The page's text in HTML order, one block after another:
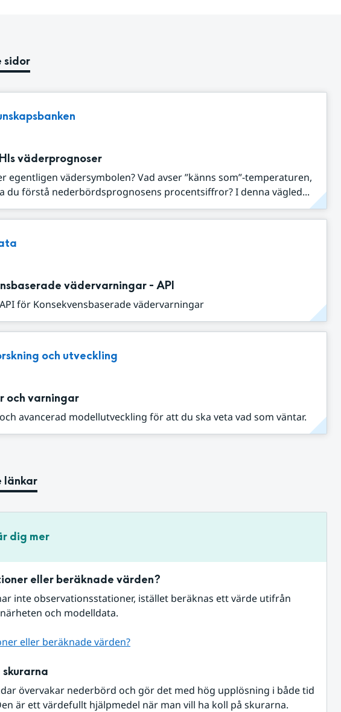
sidor
väderprognoser
egentligen vädersymbolen? Vad avser ”känns som”-temperaturen,
du förstå nederbördsprognosens procentsiffror? I denna vägled...
vädervarningar - API
för Konsekvensbaserade vädervarningar
och utveckling
och varningar
avancerad modellutveckling för att du ska veta vad som väntar.
länkar
dig mer
eller beräknade värden?
inte observationsstationer, istället beräknas ett värde utifrån
och modelldata.
eller beräknade värden?
skurarna
övervakar nederbörd och gör det med hög upplösning i både tid
är ett värdefullt hjälpmedel när man vill ha koll på skurarna.